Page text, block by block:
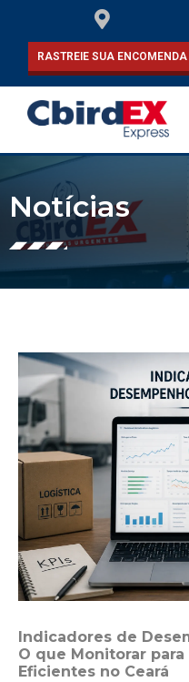
RASTREIE SUA ENCOMENDA
Notícias
Indicadores de
O que Monitorar
Eficientes no Ceará